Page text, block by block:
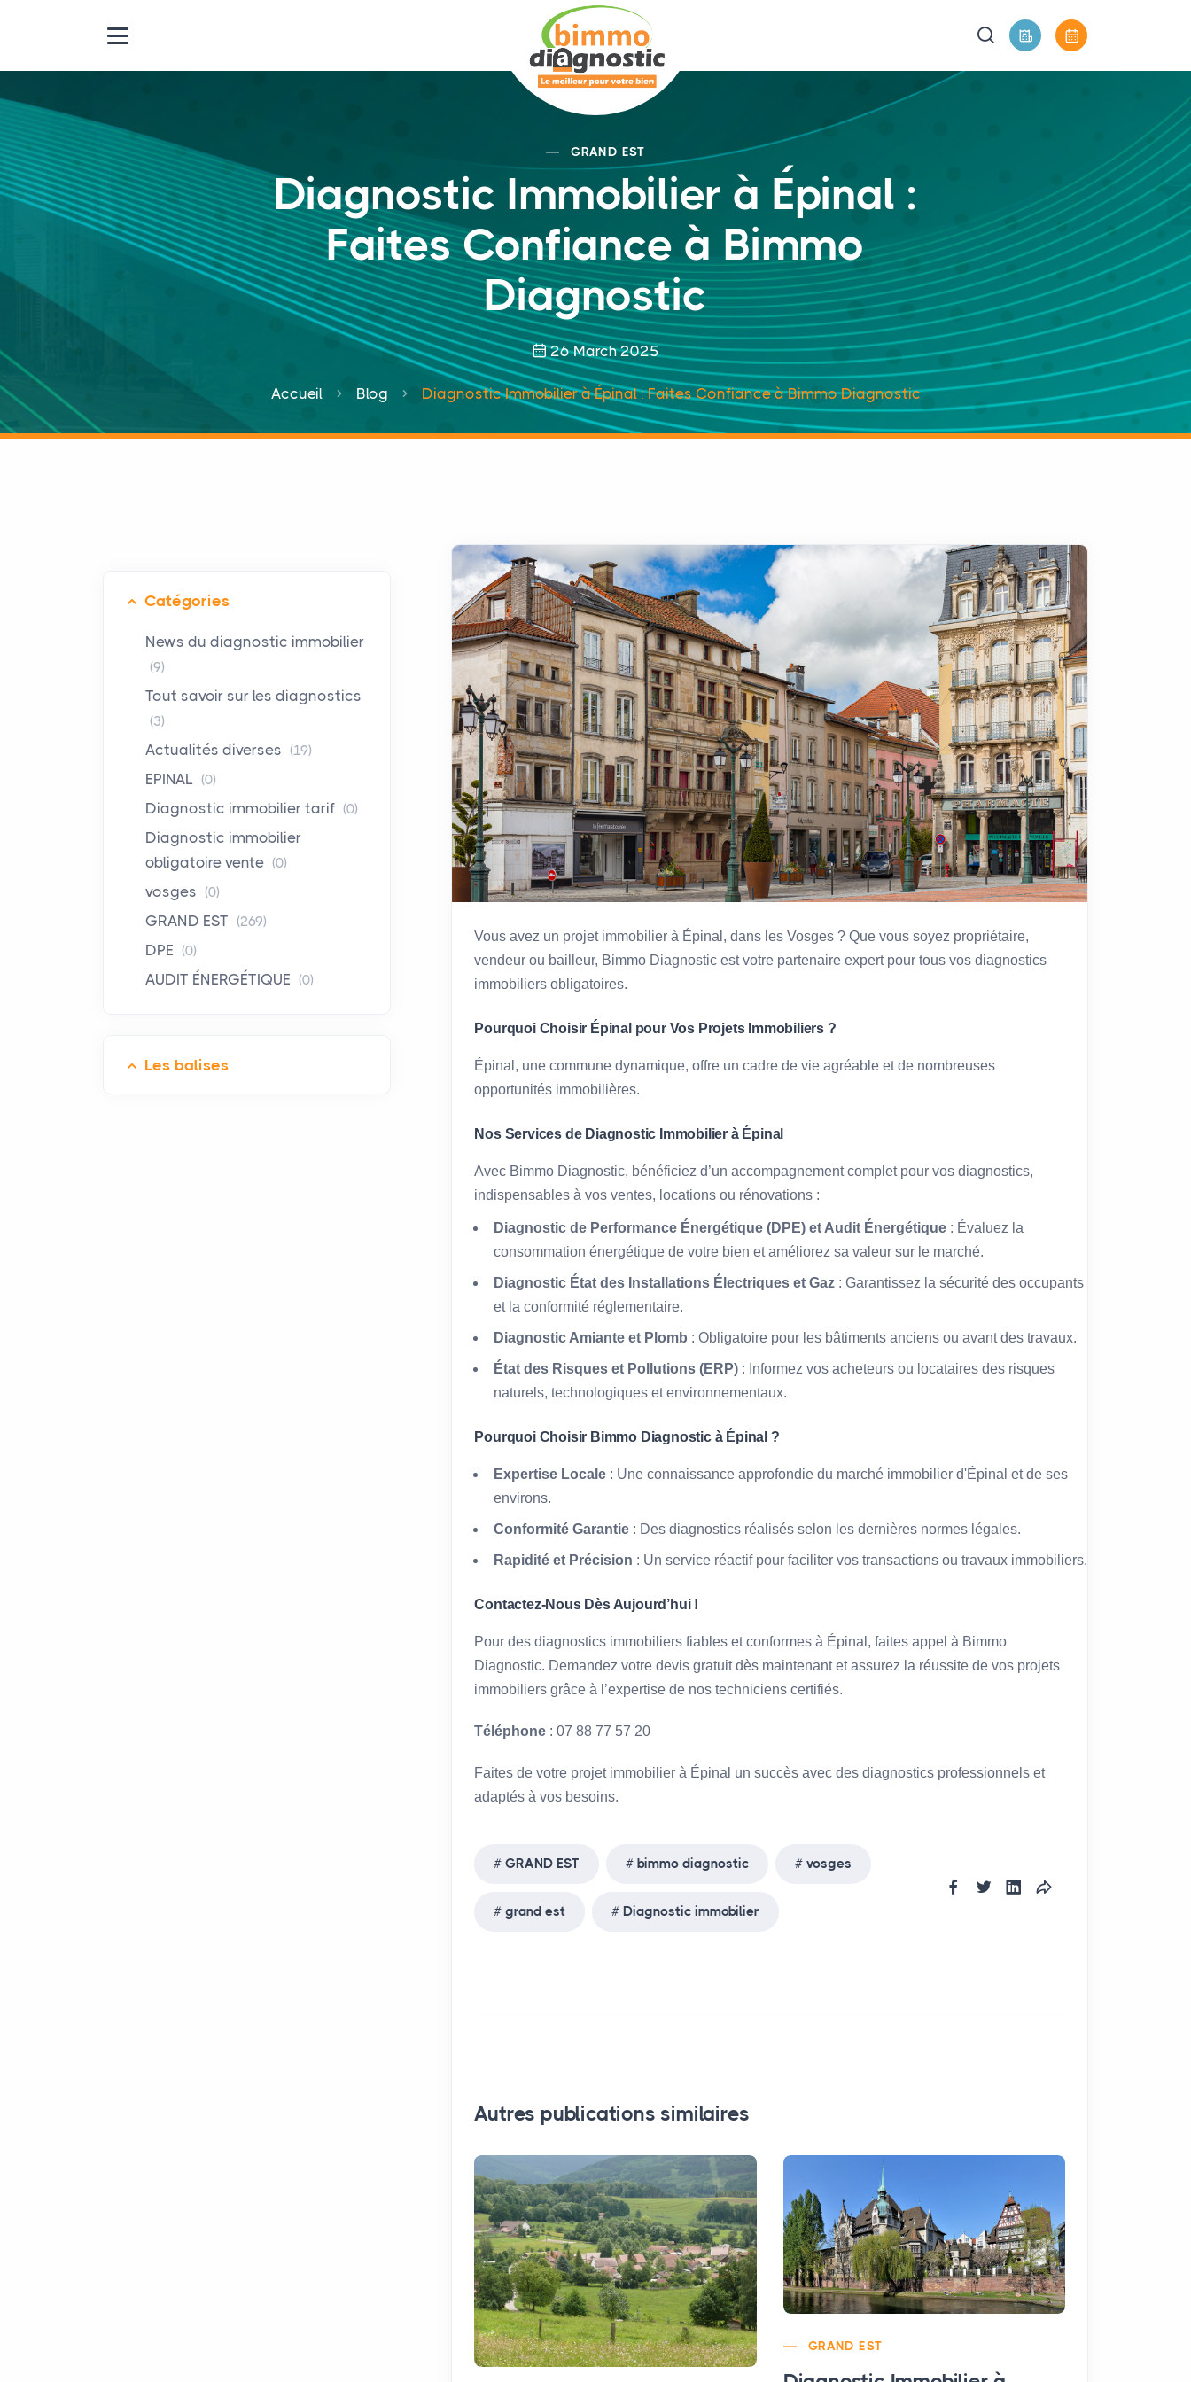
GRAND EST
Diagnostic Immobilier à Épinal :
Faites Confiance à Bimmo
Diagnostic
26 March 2025
Accueil Blog Diagnostic Immobilier à Épinal : Faites Confiance à Bimmo Diagnostic
Vous avez un projet immobilier à Épinal, dans les Vosges ? Que vous soyez propriétaire,
vendeur ou bailleur, Bimmo Diagnostic est votre partenaire expert pour tous vos diagnostics
immobiliers obligatoires.
Pourquoi Choisir Épinal pour Vos Projets Immobiliers ?
Épinal, une commune dynamique, offre un cadre de vie agréable et de nombreuses
opportunités immobilières.
Nos Services de Diagnostic Immobilier à Épinal
Avec Bimmo Diagnostic, bénéficiez d’un accompagnement complet pour vos diagnostics,
indispensables à vos ventes, locations ou rénovations :
Diagnostic de Performance Énergétique (DPE) et Audit Énergétique : Évaluez la
consommation énergétique de votre bien et améliorez sa valeur sur le marché.
Diagnostic État des Installations Électriques et Gaz : Garantissez la sécurité des occupants
et la conformité réglementaire.
Diagnostic Amiante et Plomb : Obligatoire pour les bâtiments anciens ou avant des travaux.
État des Risques et Pollutions (ERP) : Informez vos acheteurs ou locataires des risques
naturels, technologiques et environnementaux.
Pourquoi Choisir Bimmo Diagnostic à Épinal ?
Expertise Locale : Une connaissance approfondie du marché immobilier d'Épinal et de ses
environs.
Conformité Garantie : Des diagnostics réalisés selon les dernières normes légales.
Rapidité et Précision : Un service réactif pour faciliter vos transactions ou travaux immobiliers.
Contactez-Nous Dès Aujourd’hui !
Pour des diagnostics immobiliers fiables et conformes à Épinal, faites appel à Bimmo
Diagnostic. Demandez votre devis gratuit dès maintenant et assurez la réussite de vos projets
immobiliers grâce à l’expertise de nos techniciens certifiés.
Téléphone : 07 88 77 57 20
Faites de votre projet immobilier à Épinal un succès avec des diagnostics professionnels et
adaptés à vos besoins.
GRAND EST bimmo diagnostic vosges
grand est Diagnostic immobilier
Autres publications similaires
GRAND EST
Catégories
News du diagnostic immobilier
(9)
Tout savoir sur les diagnostics
(3)
Actualités diverses (19)
EPINAL (0)
Diagnostic immobilier tarif (0)
Diagnostic immobilier
obligatoire vente (0)
vosges (0)
GRAND EST (269)
DPE (0)
AUDIT ÉNERGÉTIQUE (0)
Les balises